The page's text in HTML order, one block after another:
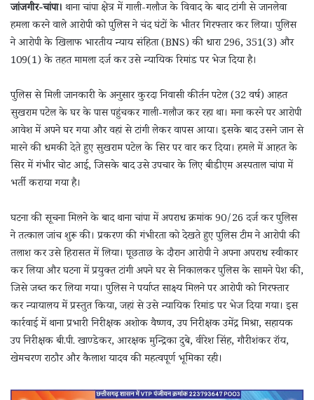
जांजगीर-चांपा। थाना चांपा क्षेत्र में गाली-गलौज के विवाद के बाद टांगी से जानलेवा
हमला करने वाले आरोपी को पुलिस ने चंद घंटों के भीतर गिरफ्तार कर लिया। पुलिस
ने आरोपी के खिलाफ भारतीय न्याय संहिता (BNS) की धारा 296, 351(3) और
109(1) के तहत मामला दर्ज कर उसे न्यायिक रिमांड पर भेज दिया है।
पुलिस से मिली जानकारी के अनुसार कुरदा निवासी कीर्तन पटेल (32 वर्ष) आहत
सुखराम पटेल के घर के पास पहुंचकर गाली-गलौज कर रहा था। मना करने पर आरोपी
आवेश में अपने घर गया और वहां से टांगी लेकर वापस आया। इसके बाद उसने जान से
मारने की धमकी देते हुए सुखराम पटेल के सिर पर वार कर दिया। हमले में आहत के
सिर में गंभीर चोट आई, जिसके बाद उसे उपचार के लिए बीडीएम अस्पताल चांपा में
भर्ती कराया गया है।
घटना की सूचना मिलने के बाद थाना चांपा में अपराध क्रमांक 90/26 दर्ज कर पुलिस
ने तत्काल जांच शुरू की। प्रकरण की गंभीरता को देखते हुए पुलिस टीम ने आरोपी की
तलाश कर उसे हिरासत में लिया। पूछताछ के दौरान आरोपी ने अपना अपराध स्वीकार
कर लिया और घटना में प्रयुक्त टांगी अपने घर से निकालकर पुलिस के सामने पेश की,
जिसे जब्त कर लिया गया। पुलिस ने पर्याप्त साक्ष्य मिलने पर आरोपी को गिरफ्तार
कर न्यायालय में प्रस्तुत किया, जहां से उसे न्यायिक रिमांड पर भेज दिया गया। इस
कार्रवाई में थाना प्रभारी निरीक्षक अशोक वैष्णव, उप निरीक्षक उमेंद्र मिश्रा, सहायक
उप निरीक्षक बी.पी. खाण्डेकर, आरक्षक मुन्द्रिका दुबे, वीरेश सिंह, गौरीशंकर रॉय,
खेमचरण राठौर और कैलाश यादव की महत्वपूर्ण भूमिका रही।